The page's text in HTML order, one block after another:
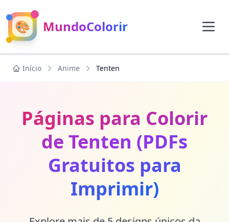
🎨 MundoColorir
Início Anime Tenten
Páginas para Colorir
de Tenten (PDFs
Gratuitos para
Imprimir)